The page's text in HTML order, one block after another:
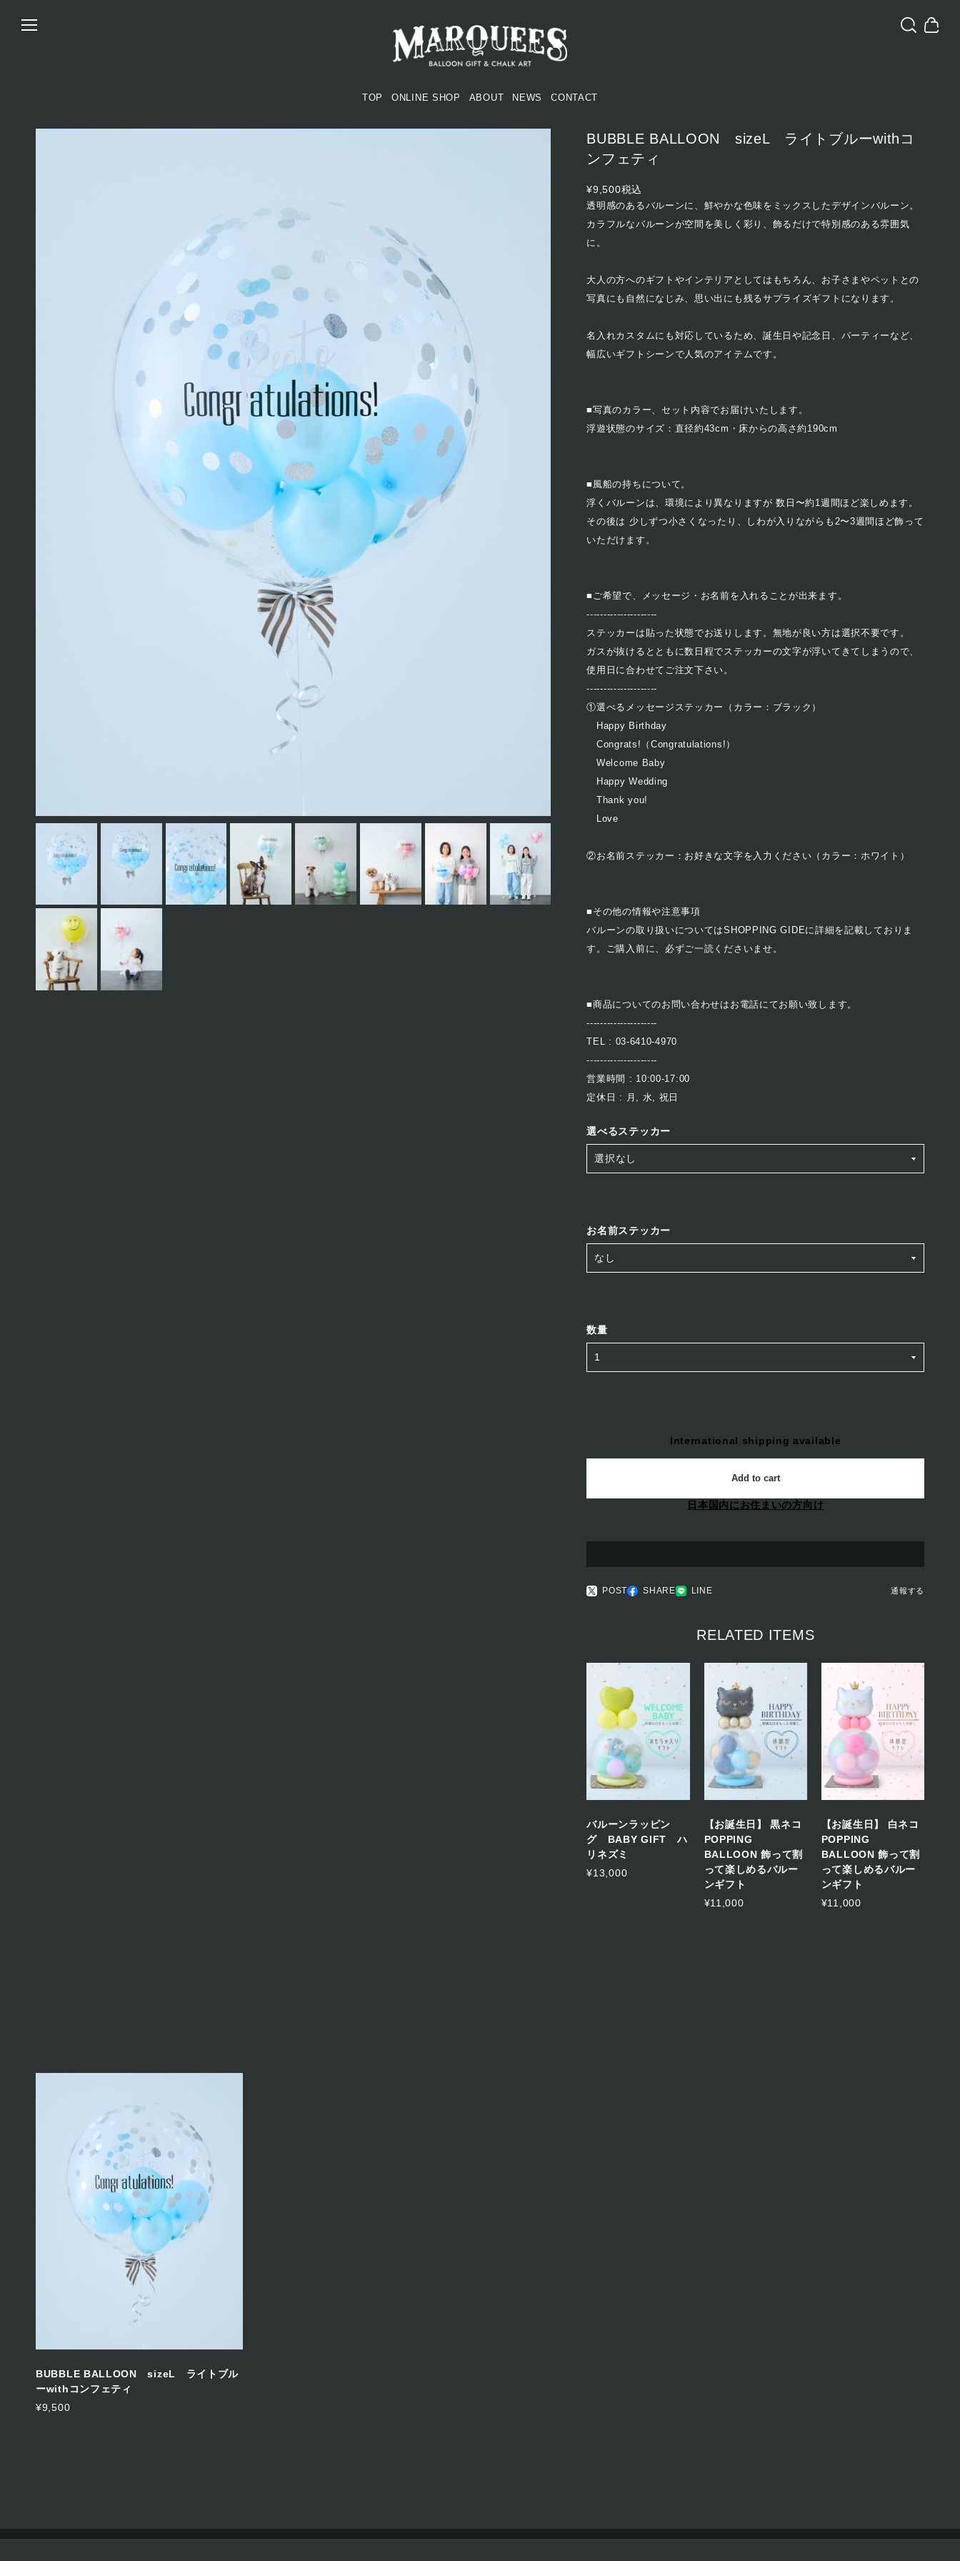
TOP ONLINE SHOP ABOUT NEWS CONTACT
BUBBLE BALLOON sizeL ライトブルーwithコ
ンフェティ
¥9,500税込
透明感のあるバルーンに、鮮やかな色味をミックスしたデザインバルーン。
カラフルなバルーンが空間を美しく彩り、飾るだけで特別感のある雰囲気
に。
大人の方へのギフトやインテリアとしてはもちろん、お子さまやペットとの
写真にも自然になじみ、思い出にも残るサプライズギフトになります。
名入れカスタムにも対応しているため、誕生日や記念日、パーティーなど、
幅広いギフトシーンで人気のアイテムです。
■写真のカラー、セット内容でお届けいたします。
浮遊状態のサイズ：直径約43cm・床からの高さ約190cm
■風船の持ちについて。
浮くバルーンは、環境により異なりますが 数日〜約1週間ほど楽しめます。
その後は 少しずつ小さくなったり、しわが入りながらも2〜3週間ほど飾って
いただけます。
■ご希望で、メッセージ・お名前を入れることが出来ます。
---------------------
ステッカーは貼った状態でお送りします。無地が良い方は選択不要です。
ガスが抜けるとともに数日程でステッカーの文字が浮いてきてしまうので、
使用日に合わせてご注文下さい。
---------------------
①選べるメッセージステッカー（カラー：ブラック）
Happy Birthday
Congrats!（Congratulations!）
Welcome Baby
Happy Wedding
Thank you!
Love
②お名前ステッカー：お好きな文字を入力ください（カラー：ホワイト）
■その他の情報や注意事項
バルーンの取り扱いについてはSHOPPING GIDEに詳細を記載しておりま
す。ご購入前に、必ずご一読くださいませ。
■商品についてのお問い合わせはお電話にてお願い致します。
---------------------
TEL : 03-6410-4970
---------------------
営業時間 : 10:00-17:00
定休日 : 月, 水, 祝日
選べるステッカー
お名前ステッカー
数量
International shipping available
Add to cart
日本国内にお住まいの方向け
POST SHARE LINE 通報する
RELATED ITEMS
バルーンラッピン
グ BABY GIFT ハ
リネズミ
¥13,000
【お誕生日】 黒ネコ
POPPING
BALLOON 飾って割
って楽しめるバルー
ンギフト
¥11,000
【お誕生日】 白ネコ
POPPING
BALLOON 飾って割
って楽しめるバルー
ンギフト
¥11,000
BUBBLE BALLOON sizeL ライトブル
ーwithコンフェティ
¥9,500